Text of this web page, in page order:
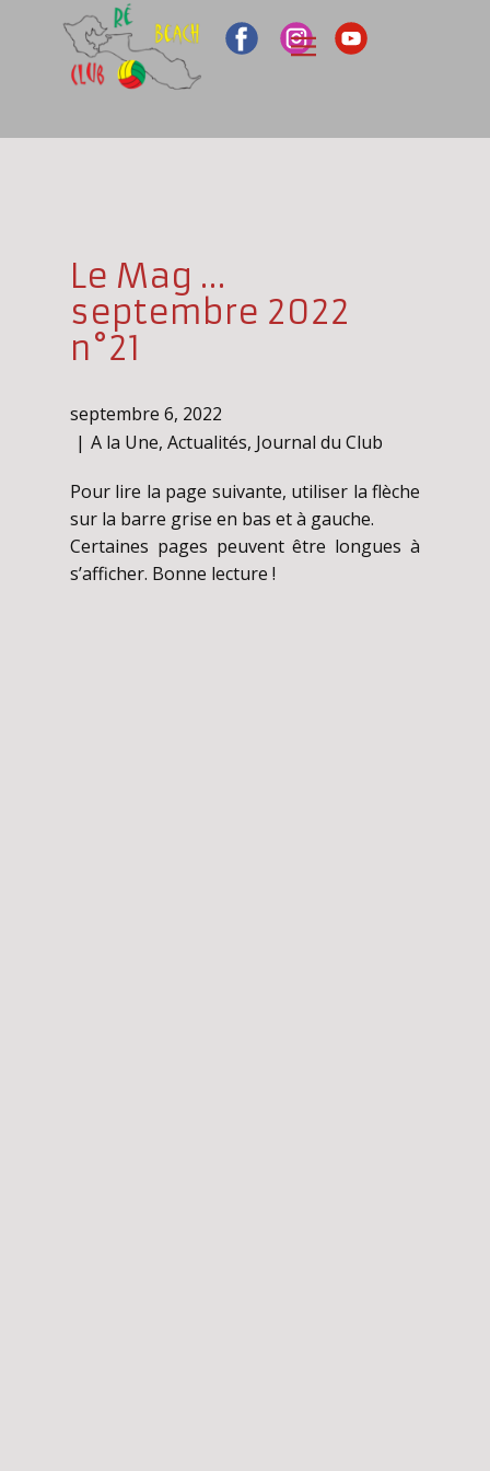
Le Mag …
septembre 2022
n°21
septembre 6, 2022
A la Une, Actualités, Journal du Club
Pour lire la page suivante, utiliser la flèche
sur la barre grise en bas et à gauche.
Certaines pages peuvent être longues à
s’afficher. Bonne lecture !